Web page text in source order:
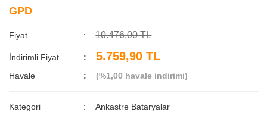
GPD
Fiyat 10.476,00 TL
İndirimli Fiyat 5.759,90 TL
Havale (%1,00 havale indirimi)
Kategori
Ankastre Bataryalar